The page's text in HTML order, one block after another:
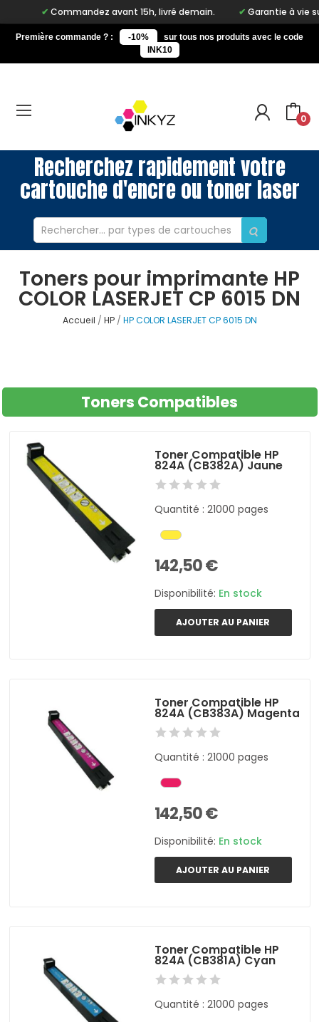
Commandez avant 15h, livré demain. Garantie à vie sur
Première commande ? : -10%
sur tous nos produits avec le code
INK10
0
Recherchez rapidement votre
cartouche d'encre ou toner laser
Toners pour imprimante HP
COLOR LASERJET CP 6015 DN
Accueil HP HP COLOR LASERJET CP 6015 DN
Toners Compatibles
Toner Compatible HP
824A (CB382A) Jaune
Quantité : 21000 pages
142,50 €
Disponibilité: En stock
AJOUTER AU PANIER
Toner Compatible HP
824A (CB383A) Magenta
Quantité : 21000 pages
142,50 €
Disponibilité: En stock
AJOUTER AU PANIER
Toner Compatible HP
824A (CB381A) Cyan
Quantité : 21000 pages